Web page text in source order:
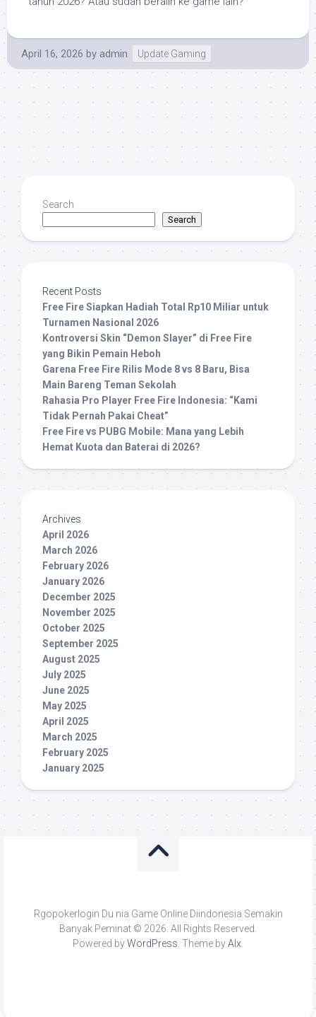
April 16, 2026 by admin Update Gaming
Search
Search
Recent Posts
Free Fire Siapkan Hadiah Total Rp10 Miliar untuk
Turnamen Nasional 2026
Kontroversi Skin “Demon Slayer” di Free Fire
yang Bikin Pemain Heboh
Garena Free Fire Rilis Mode 8 vs 8 Baru, Bisa
Main Bareng Teman Sekolah
Rahasia Pro Player Free Fire Indonesia: “Kami
Tidak Pernah Pakai Cheat”
Free Fire vs PUBG Mobile: Mana yang Lebih
Hemat Kuota dan Baterai di 2026?
Archives
April 2026
March 2026
February 2026
January 2026
December 2025
November 2025
October 2025
September 2025
August 2025
July 2025
June 2025
May 2025
April 2025
March 2025
February 2025
January 2025
Rgopokerlogin Du nia Game Online Diindonesia Semakin
Banyak Peminat © 2026. All Rights Reserved.
Powered byWordPress . Theme byAlx